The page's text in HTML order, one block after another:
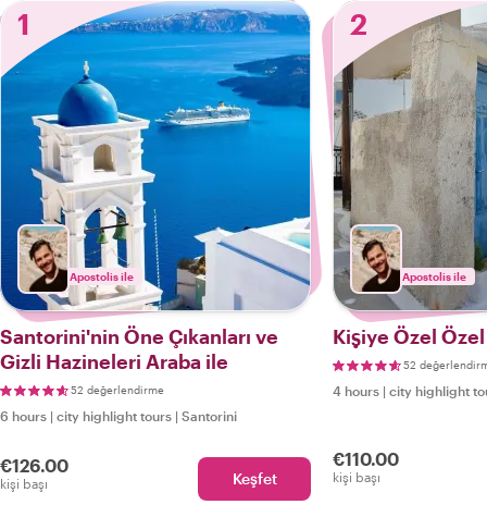
1
Apostolis ile
Santorini'nin Öne Çıkanları ve
Gizli Hazineleri Araba ile
52 değerlendirme
6 hours | city highlight tours | Santorini
€126.00
kişi başı Keşfet
2
Apostolis ile
Kişiye Özel
52
4 hours | city highlight
€110.00
kişi başı